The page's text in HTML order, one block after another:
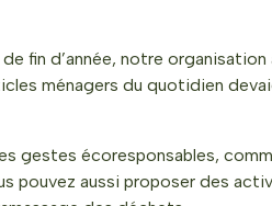
fin d’année, notre
ménagers du quotidien
gestes écoresponsables,
pouvez aussi proposer des